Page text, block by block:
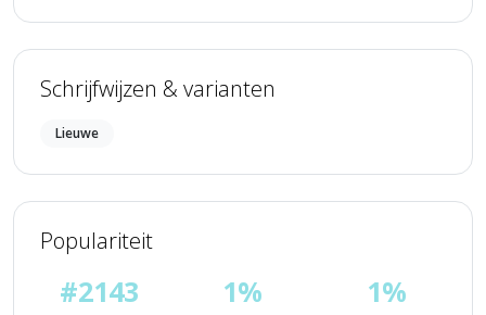
Schrijfwijzen & varianten
Lieuwe
Populariteit
#2143 1% 1%